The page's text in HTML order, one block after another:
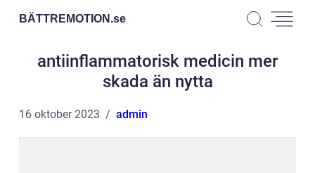
BÄTTREMOTION.se
antiinflammatorisk medicin mer
skada än nytta
16 oktober 2023 admin